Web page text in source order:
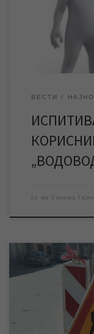
центру у
кориснике у
децембра до […]
ВЕСТИ
by мр Синиша Гајин
Због извођења
среду од 8 до 12
улице Светозара
„Водовод и